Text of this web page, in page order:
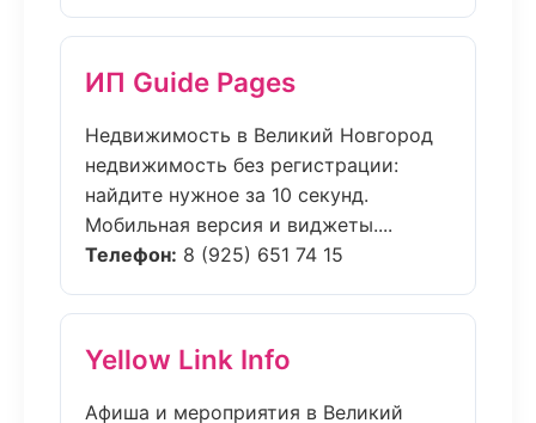
ИП Guide Pages
Недвижимость в Великий Новгород
недвижимость без регистрации:
найдите нужное за 10 секунд.
Мобильная версия и виджеты....
Телефон: 8 (925) 651 74 15
Yellow Link Info
Афиша и мероприятия в Великий